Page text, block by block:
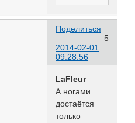
Поделиться
5
2014-02-01
09:28:56
LaFleur
А ногами
достаётся
только